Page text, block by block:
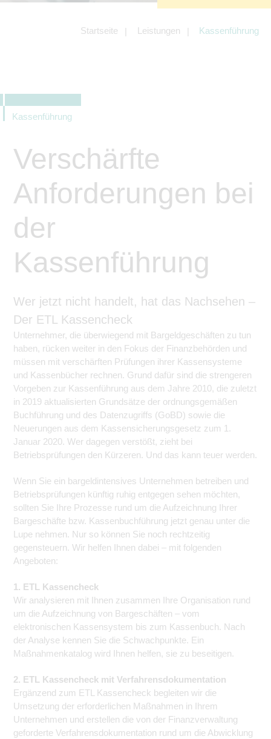
Startseite Leistungen Kassenführung
Kassenführung
Verschärfte
Anforderungen bei
der
Kassenführung
Wer jetzt nicht handelt, hat das Nachsehen –
Der ETL Kassencheck
Unternehmer, die überwiegend mit Bargeldgeschäften zu tun
haben, rücken weiter in den Fokus der Finanzbehörden und
müssen mit verschärften Prüfungen ihrer Kassensysteme
und Kassenbücher rechnen. Grund dafür sind die strengeren
Vorgeben zur Kassenführung aus dem Jahre 2010, die zuletzt
in 2019 aktualisierten Grundsätze der ordnungsgemäßen
Buchführung und des Datenzugriffs (GoBD) sowie die
Neuerungen aus dem Kassensicherungsgesetz zum 1.
Januar 2020. Wer dagegen verstößt, zieht bei
Betriebsprüfungen den Kürzeren. Und das kann teuer werden.
Wenn Sie ein bargeldintensives Unternehmen betreiben und
Betriebsprüfungen künftig ruhig entgegen sehen möchten,
sollten Sie Ihre Prozesse rund um die Aufzeichnung Ihrer
Bargeschäfte bzw. Kassenbuchführung jetzt genau unter die
Lupe nehmen. Nur so können Sie noch rechtzeitig
gegensteuern. Wir helfen Ihnen dabei – mit folgenden
Angeboten:
1. ETL Kassencheck
Wir analysieren mit Ihnen zusammen Ihre Organisation rund
um die Aufzeichnung von Bargeschäften – vom
elektronischen Kassensystem bis zum Kassenbuch. Nach
der Analyse kennen Sie die Schwachpunkte. Ein
Maßnahmenkatalog wird Ihnen helfen, sie zu beseitigen.
2. ETL Kassencheck mit Verfahrensdokumentation
Ergänzend zum ETL Kassencheck begleiten wir die
Umsetzung der erforderlichen Maßnahmen in Ihrem
Unternehmen und erstellen die von der Finanzverwaltung
geforderte Verfahrensdokumentation rund um die Abwicklung
Angebotes einschließlich der
Angeboten von z.B. Facebook und
LinkedIn.